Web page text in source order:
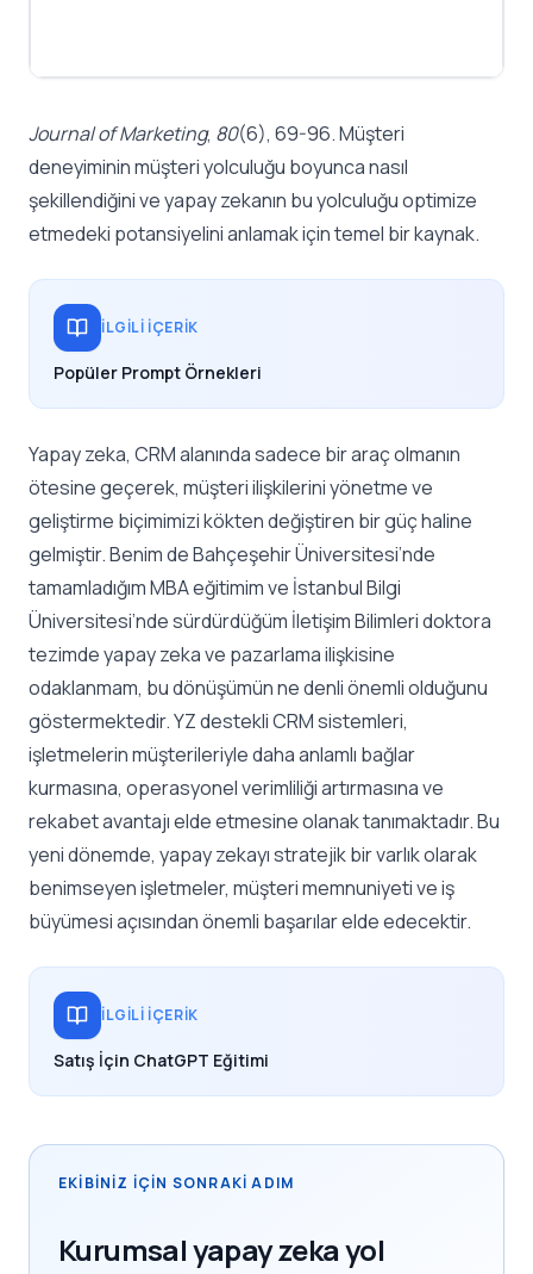
Journal of Marketing, 80(6), 69-96. Müşteri
deneyiminin müşteri yolculuğu boyunca nasıl
şekillendiğini ve yapay zekanın bu yolculuğu optimize
etmedeki potansiyelini anlamak için temel bir kaynak.
İLGILI İÇERIK
Popüler Prompt Örnekleri
Yapay zeka, CRM alanında sadece bir araç olmanın
ötesine geçerek, müşteri ilişkilerini yönetme ve
geliştirme biçimimizi kökten değiştiren bir güç haline
gelmiştir. Benim de Bahçeşehir Üniversitesi’nde
tamamladığım MBA eğitimim ve İstanbul Bilgi
Üniversitesi’nde sürdürdüğüm İletişim Bilimleri doktora
tezimde yapay zeka ve pazarlama ilişkisine
odaklanmam, bu dönüşümün ne denli önemli olduğunu
göstermektedir. YZ destekli CRM sistemleri,
işletmelerin müşterileriyle daha anlamlı bağlar
kurmasına, operasyonel verimliliği artırmasına ve
rekabet avantajı elde etmesine olanak tanımaktadır. Bu
yeni dönemde, yapay zekayı stratejik bir varlık olarak
benimseyen işletmeler, müşteri memnuniyeti ve iş
büyümesi açısından önemli başarılar elde edecektir.
İLGILI İÇERIK
Satış İçin ChatGPT Eğitimi
EKIBINIZ IÇIN SONRAKI ADIM
Kurumsal yapay zeka yol